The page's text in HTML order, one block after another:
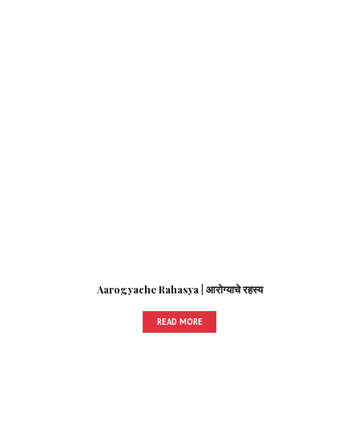
Aarogyache Rahasya | आरोग्याचे रहस्य
READ MORE